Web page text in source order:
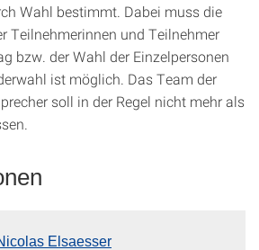
Wahl bestimmt. Dabei muss die
Teilnehmerinnen und Teilnehmer
bzw. der Wahl der Einzelpersonen
ist möglich. Das Team der
soll in der Regel nicht mehr als
Elsaesser